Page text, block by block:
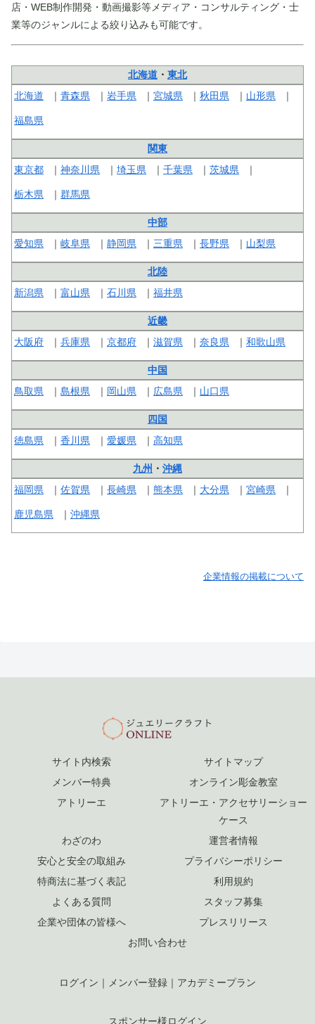
店・WEB制作開発・動画撮影等メディア・コンサルティング・士
業等のジャンルによる絞り込みも可能です。
北海道 ・ 東北
北海道
青森県 岩手県 宮城県 秋田県 山形県
福島県
関東
東京都
神奈川県 埼玉県 千葉県 茨城県
栃木県 群馬県
中部
愛知県
岐阜県 静岡県 三重県 長野県 山梨県
北陸
新潟県
富山県 石川県 福井県
近畿
大阪府
兵庫県 京都府 滋賀県 奈良県 和歌山県
中国
鳥取県
島根県 岡山県 広島県 山口県
四国
徳島県
香川県 愛媛県 高知県
九州 ・ 沖縄
福岡県
佐賀県 長崎県 熊本県 大分県 宮崎県
鹿児島県 沖縄県
企業情報の掲載について
サイト内検索
サイトマップ
メンバー特典
オンライン彫金教室
アトリーエ
アトリーエ・アクセサリーショー
ケース
わざのわ
運営者情報
安心と安全の取組み
プライバシーポリシー
特商法に基づく表記
利用規約
よくある質問
スタッフ募集
企業や団体の皆様へ
プレスリリース
お問い合わせ
ログイン ｜ メンバー登録 ｜ アカデミープラン
スポンサー様ログイン